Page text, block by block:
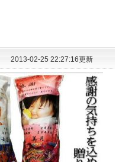
2013-02-25 22:27:16更新